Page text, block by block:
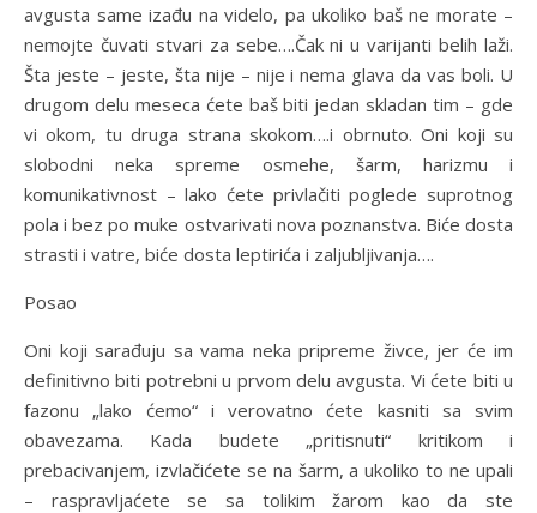
avgusta same izađu na videlo, pa ukoliko baš ne morate –
nemojte čuvati stvari za sebe….Čak ni u varijanti belih laži.
Šta jeste – jeste, šta nije – nije i nema glava da vas boli. U
drugom delu meseca ćete baš biti jedan skladan tim – gde
vi okom, tu druga strana skokom….i obrnuto. Oni koji su
slobodni neka spreme osmehe, šarm, harizmu i
komunikativnost – lako ćete privlačiti poglede suprotnog
pola i bez po muke ostvarivati nova poznanstva. Biće dosta
strasti i vatre, biće dosta leptirića i zaljubljivanja….
Posao
Oni koji sarađuju sa vama neka pripreme živce, jer će im
definitivno biti potrebni u prvom delu avgusta. Vi ćete biti u
fazonu „lako ćemo“ i verovatno ćete kasniti sa svim
obavezama. Kada budete „pritisnuti“ kritikom i
prebacivanjem, izvlačićete se na šarm, a ukoliko to ne upali
– raspravljaćete se sa tolikim žarom kao da ste